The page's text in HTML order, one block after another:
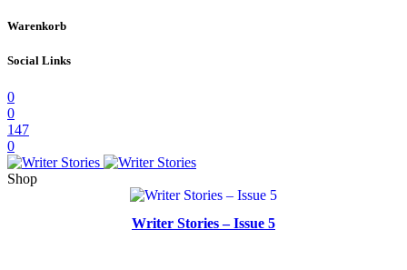
Warenkorb
Social Links
0
0
147
0
Shop
Writer Stories – Issue 5